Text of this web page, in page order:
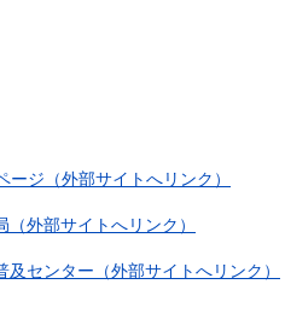
ジ（外部サイトへリンク）
外部サイトへリンク）
及センター（外部サイトへリンク）